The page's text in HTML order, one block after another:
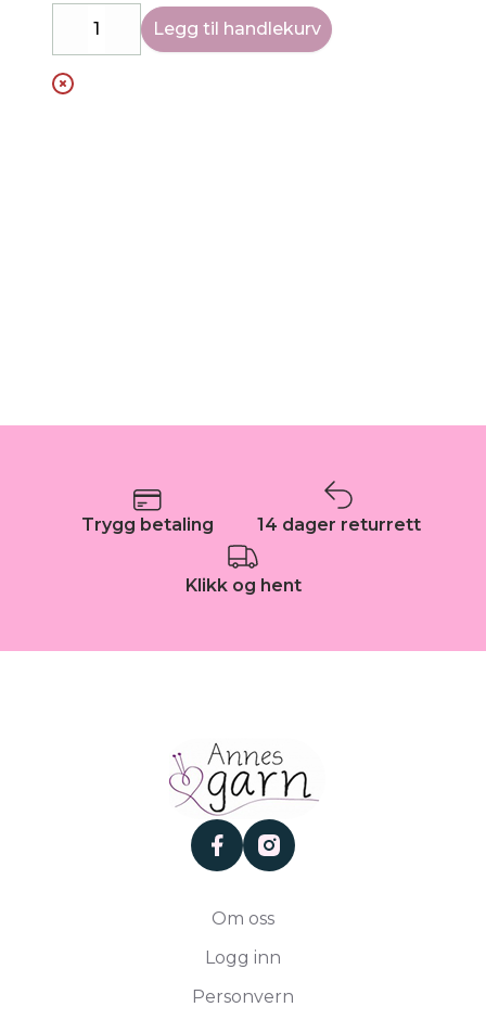
DecreaseIncrease
Legg til handlekurv
Trygg betaling 14 dager returrett
Klikk og hent
facebookinstagram
Om oss
Logg inn
Personvern